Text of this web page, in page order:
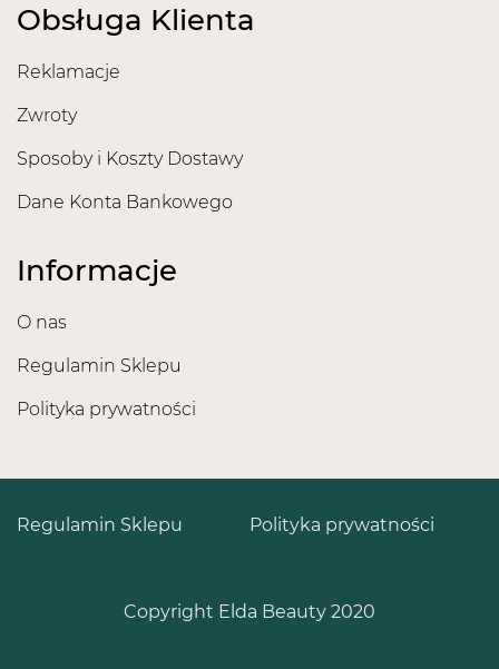
Obsługa Klienta
Reklamacje
Zwroty
Sposoby i Koszty Dostawy
Dane Konta Bankowego
Informacje
O nas
Regulamin Sklepu
Polityka prywatności
Copyright Elda Beauty 2020
Polityka prywatności
Regulamin Sklepu